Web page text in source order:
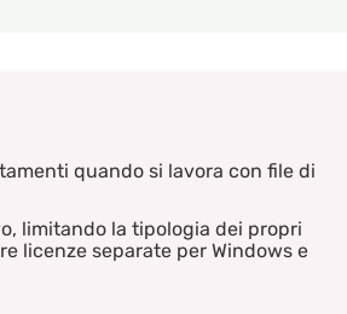
quando si lavora con file di
limitando la tipologia dei propri
licenze separate per Windows e